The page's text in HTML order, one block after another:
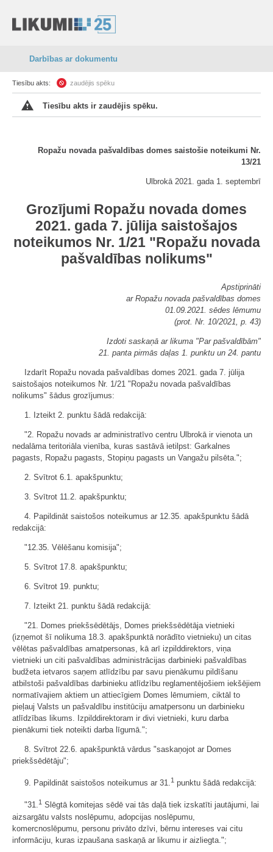
Darbības ar dokumentu
Tiesību akts: zaudējis spēku
Tiesību akts ir zaudējis spēku.
Ropažu novada pašvaldības domes saistošie noteikumi Nr.
13/21
Ulbrokā 2021. gada 1. septembrī
Grozījumi Ropažu novada domes
2021. gada 7. jūlija saistošajos
noteikumos Nr. 1/21 "Ropažu novada
pašvaldības nolikums"
Apstiprināti
ar Ropažu novada pašvaldības domes
01.09.2021. sēdes lēmumu
(prot. Nr. 10/2021, p. 43)
Izdoti saskaņā ar likuma "Par pašvaldībām"
21. panta pirmās daļas 1. punktu un 24. pantu
Izdarīt Ropažu novada pašvaldības domes 2021. gada 7. jūlija
saistošajos noteikumos Nr. 1/21 "Ropažu novada pašvaldības
nolikums" šādus grozījumus:
1. Izteikt 2. punktu šādā redakcijā:
"2. Ropažu novads ar administratīvo centru Ulbrokā ir vienota un
nedalāma teritoriāla vienība, kuras sastāvā ietilpst: Garkalnes
pagasts, Ropažu pagasts, Stopiņu pagasts un Vangažu pilsēta.";
2. Svītrot 6.1. apakšpunktu;
3. Svītrot 11.2. apakšpunktu;
4. Papildināt saistošos noteikumus ar 12.35. apakšpunktu šādā
redakcijā:
"12.35. Vēlēšanu komisija";
5. Svītrot 17.8. apakšpunktu;
6. Svītrot 19. punktu;
7. Izteikt 21. punktu šādā redakcijā:
"21. Domes priekšsēdētājs, Domes priekšsēdētāja vietnieki
(izņemot šī nolikuma 18.3. apakšpunktā norādīto vietnieku) un citas
vēlētas pašvaldības amatpersonas, kā arī izpilddirektors, viņa
vietnieki un citi pašvaldības administrācijas darbinieki pašvaldības
budžeta ietvaros saņem atlīdzību par savu pienākumu pildīšanu
atbilstoši pašvaldības darbinieku atlīdzību reglamentējošiem iekšējiem
normatīvajiem aktiem un attiecīgiem Domes lēmumiem, ciktāl to
pieļauj Valsts un pašvaldību institūciju amatpersonu un darbinieku
atlīdzības likums. Izpilddirektoram ir divi vietnieki, kuru darba
pienākumi tiek noteikti darba līgumā.";
8. Svītrot 22.6. apakšpunktā vārdus "saskaņojot ar Domes
priekšsēdētāju";
9. Papildināt saistošos noteikumus ar 31.1 punktu šādā redakcijā:
"31.1 Slēgtā komitejas sēdē vai tās daļā tiek izskatīti jautājumi, lai
aizsargātu valsts noslēpumu, adopcijas noslēpumu,
komercnoslēpumu, personu privāto dzīvi, bērnu intereses vai citu
informāciju, kuras izpaušana saskaņā ar likumu ir aizliegta.";